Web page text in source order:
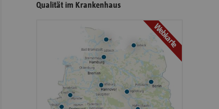
Qualität im Krankenhaus
Webkarte